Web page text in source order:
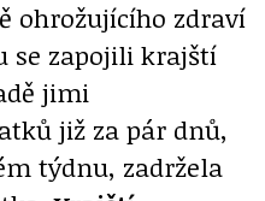
ohrožujícího zdraví
se zapojili krajští
jimi
již za pár dnů,
týdnu, zadržela